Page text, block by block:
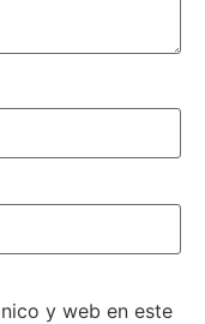
y web en este